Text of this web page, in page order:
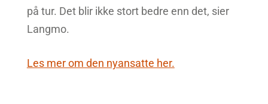
på tur. Det blir ikke stort bedre enn det, sier
Langmo.
Les mer om den nyansatte her.